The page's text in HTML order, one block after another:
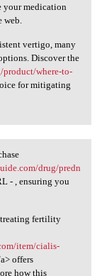
your medication
vertigo, many
Discover the
where-to-
for mitigating
drug/predn
- , ensuring you
fertility
item/cialis-
offers
how this